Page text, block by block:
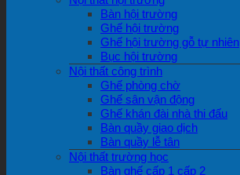
Bàn hội trường
Ghế hội trường
Ghế hội trường gỗ tự nhiên
Bục hội trường
Nội thất công trình
Ghế phòng chờ
Ghế sân vận động
Ghế khán đài nhà thi đấu
Bàn quầy giao dịch
Bàn quầy lễ tân
Nội thất trường học
Bàn ghế cấp 1 cấp 2